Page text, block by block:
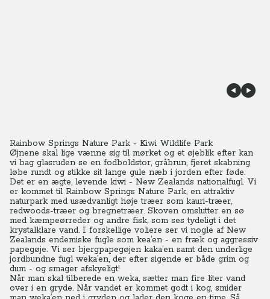
Rainbow Springs Nature Park - Kiwi Wildlife Park
Øjnene skal lige vænne sig til mørket og et øjeblik efter kan
vi bag glasruden se en fodboldstor, gråbrun, fjeret skabning
løbe rundt og stikke sit lange gule næb i jorden efter føde.
Det er en ægte, levende kiwi - New Zealands nationalfugl. Vi
er kommet til Rainbow Springs Nature Park, en attraktiv
naturpark med usædvanligt høje træer som kauri-træer,
redwoods-træer og bregnetræer. Skoven omslutter en sø
med kæmpeørreder og andre fisk, som ses tydeligt i det
krystalklare vand. I forskellige voliere ser vi nogle af New
Zealands endemiske fugle som kea’en - en fræk og aggressiv
papegøje. Vi ser bjergpapegøjen kaka’en samt den underlige
jordbundne fugl weka’en, der efter sigende er både grim og
dum - og smager afskyeligt!
Når man skal tilberede en weka, sætter man fire liter vand
over i en gryde. Når vandet er kommet godt i kog, smider